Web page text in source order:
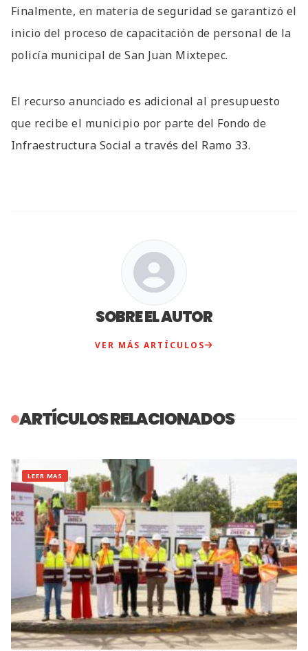
Finalmente, en materia de seguridad se garantizó el
inicio del proceso de capacitación de personal de la
policía municipal de San Juan Mixtepec.
El recurso anunciado es adicional al presupuesto
que recibe el municipio por parte del Fondo de
Infraestructura Social a través del Ramo 33.
SOBRE EL AUTOR
VER MÁS ARTÍCULOS
ARTÍCULOS RELACIONADOS
LEER MAS